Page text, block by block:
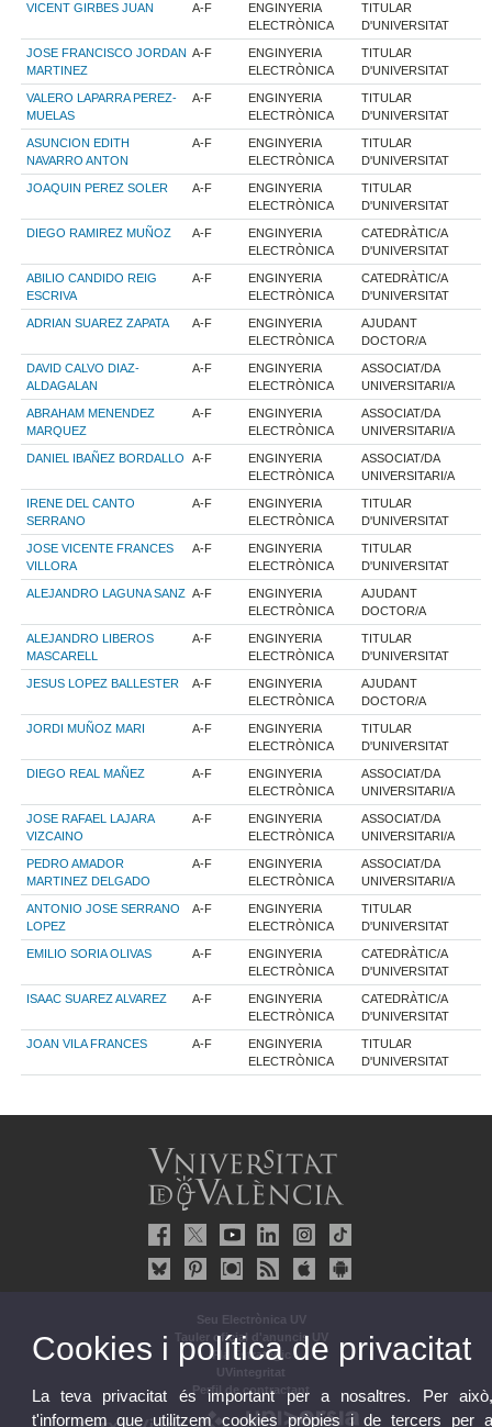
VICENT GIRBES JUAN A-F
ENGINYERIA
ELECTRÒNICA
TITULAR
D'UNIVERSITAT
JOSE FRANCISCO JORDAN
MARTINEZ
A-F
ENGINYERIA
ELECTRÒNICA
TITULAR
D'UNIVERSITAT
VALERO LAPARRA PEREZ-
MUELAS
A-F
ENGINYERIA
ELECTRÒNICA
TITULAR
D'UNIVERSITAT
ASUNCION EDITH
NAVARRO ANTON
A-F
ENGINYERIA
ELECTRÒNICA
TITULAR
D'UNIVERSITAT
JOAQUIN PEREZ SOLER A-F
ENGINYERIA
ELECTRÒNICA
TITULAR
D'UNIVERSITAT
DIEGO RAMIREZ MUÑOZ A-F
ENGINYERIA
ELECTRÒNICA
CATEDRÀTIC/A
D'UNIVERSITAT
ABILIO CANDIDO REIG
ESCRIVA
A-F
ENGINYERIA
ELECTRÒNICA
CATEDRÀTIC/A
D'UNIVERSITAT
ADRIAN SUAREZ ZAPATA A-F
ENGINYERIA
ELECTRÒNICA
AJUDANT
DOCTOR/A
DAVID CALVO DIAZ-
ALDAGALAN
A-F
ENGINYERIA
ELECTRÒNICA
ASSOCIAT/DA
UNIVERSITARI/A
ABRAHAM MENENDEZ
MARQUEZ
A-F
ENGINYERIA
ELECTRÒNICA
ASSOCIAT/DA
UNIVERSITARI/A
DANIEL IBAÑEZ BORDALLO A-F
ENGINYERIA
ELECTRÒNICA
ASSOCIAT/DA
UNIVERSITARI/A
IRENE DEL CANTO
SERRANO
A-F
ENGINYERIA
ELECTRÒNICA
TITULAR
D'UNIVERSITAT
JOSE VICENTE FRANCES
VILLORA
A-F
ENGINYERIA
ELECTRÒNICA
TITULAR
D'UNIVERSITAT
ALEJANDRO LAGUNA SANZ A-F
ENGINYERIA
ELECTRÒNICA
AJUDANT
DOCTOR/A
ALEJANDRO LIBEROS
MASCARELL
A-F
ENGINYERIA
ELECTRÒNICA
TITULAR
D'UNIVERSITAT
JESUS LOPEZ BALLESTER A-F
ENGINYERIA
ELECTRÒNICA
AJUDANT
DOCTOR/A
JORDI MUÑOZ MARI A-F
ENGINYERIA
ELECTRÒNICA
TITULAR
D'UNIVERSITAT
DIEGO REAL MAÑEZ A-F
ENGINYERIA
ELECTRÒNICA
ASSOCIAT/DA
UNIVERSITARI/A
JOSE RAFAEL LAJARA
VIZCAINO
A-F
ENGINYERIA
ELECTRÒNICA
ASSOCIAT/DA
UNIVERSITARI/A
PEDRO AMADOR
MARTINEZ DELGADO
A-F
ENGINYERIA
ELECTRÒNICA
ASSOCIAT/DA
UNIVERSITARI/A
ANTONIO JOSE SERRANO
LOPEZ
A-F
ENGINYERIA
ELECTRÒNICA
TITULAR
D'UNIVERSITAT
EMILIO SORIA OLIVAS A-F
ENGINYERIA
ELECTRÒNICA
CATEDRÀTIC/A
D'UNIVERSITAT
ISAAC SUAREZ ALVAREZ A-F
ENGINYERIA
ELECTRÒNICA
CATEDRÀTIC/A
D'UNIVERSITAT
JOAN VILA FRANCES A-F
ENGINYERIA
ELECTRÒNICA
TITULAR
D'UNIVERSITAT
Seu Electrònica UV
Tauler oficial d'anuncis UV
Pla Estratègic
UVintegritat
Perfil de contractant
Cookies i política de privacitat
La teva privacitat és important per a nosaltres. Per
t'informem que utilitzem cookies pròpies i de tercers per